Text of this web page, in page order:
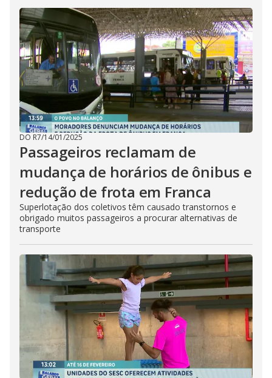
DO R7/14/01/2025
Passageiros reclamam de
mudança de horários de ônibus e
redução de frota em Franca
Superlotação dos coletivos têm causado transtornos e
obrigado muitos passageiros a procurar alternativas de
transporte